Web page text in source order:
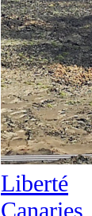
Liberté
Canaries